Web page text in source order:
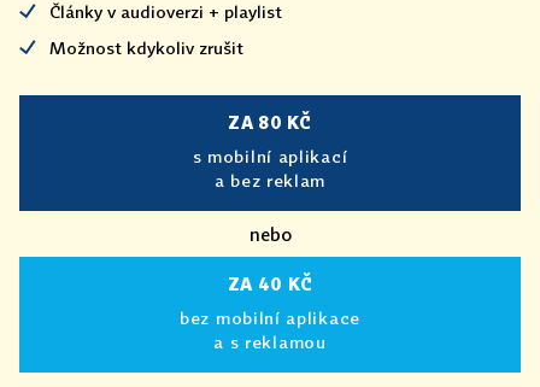
Články v audioverzi + playlist
Možnost kdykoliv zrušit
ZA 80 KČ
s mobilní aplikací
a bez reklam
nebo
ZA 40 KČ
bez mobilní aplikace
a s reklamou